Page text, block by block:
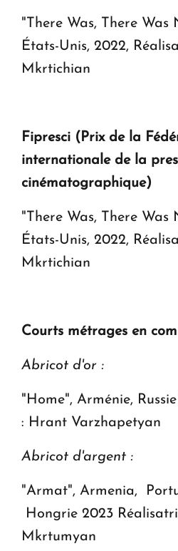
"There Was, There Was
États-Unis, 2022,
Mkrtichian
Fipresci (Prix de la
internationale de la
cinématographique)
"There Was, There Was
États-Unis, 2022,
Mkrtichian
Courts métrages en
Abricot d'or :
"Home", Arménie,
: Hrant Varzhapetyan
Abricot d'argent :
"Armat", Armenia,
Hongrie 2023
Mkrtumyan